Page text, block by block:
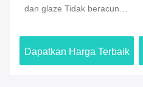
dan glaze Tidak beracun
yang dirancang untuk
pewarnaan gigi prostetik
yang akurat
Dapatkan Harga Terbaik